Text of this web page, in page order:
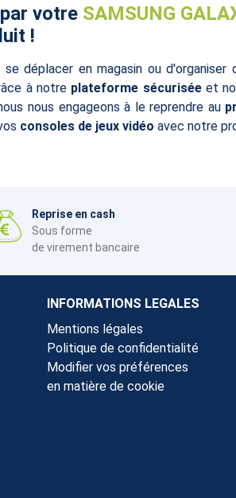
votre SAMSUNG
!
se déplacer en magasin ou
à notre plateforme sécuriséeet
nous engageons à le reprendre au
consoles de jeux vidéo avec notre
Reprise en cash
Sous forme
de virement bancaire
INFORMATIONS LEGALES
Mentions légales
Politique de confidentialité
Modifier vos préférences
en matière de cookie